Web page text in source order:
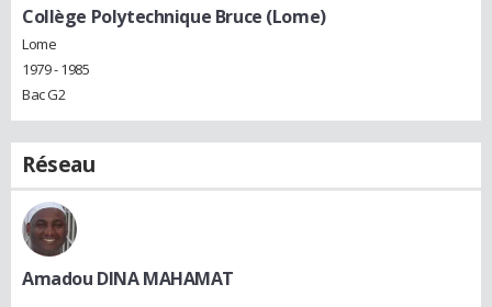
Collège Polytechnique Bruce (Lome)
Lome
1979 - 1985
Bac G2
Réseau
Amadou DINA MAHAMAT